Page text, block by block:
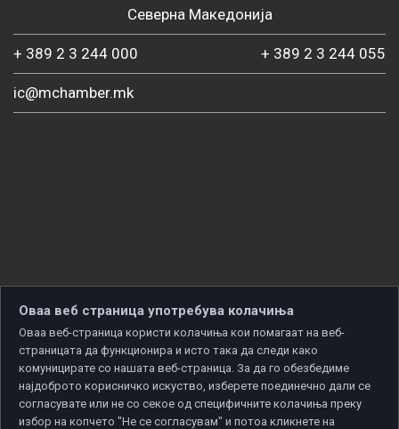
Северна Македонија
+ 389 2 3 244 000 + 389 2 3 244 055
ic@mchamber.mk
Оваа веб страница употребува колачиња
Оваа веб-страница користи колачиња кои помагаат на веб-
страницата да функционира и исто така да следи како
комуницирате со нашата веб-страница. За да го обезбедиме
најдоброто корисничко искуство, изберете поединечно дали се
согласувате или не со секое од специфичните колачиња преку
избор на копчето "Не се согласувам" и потоа кликнете на